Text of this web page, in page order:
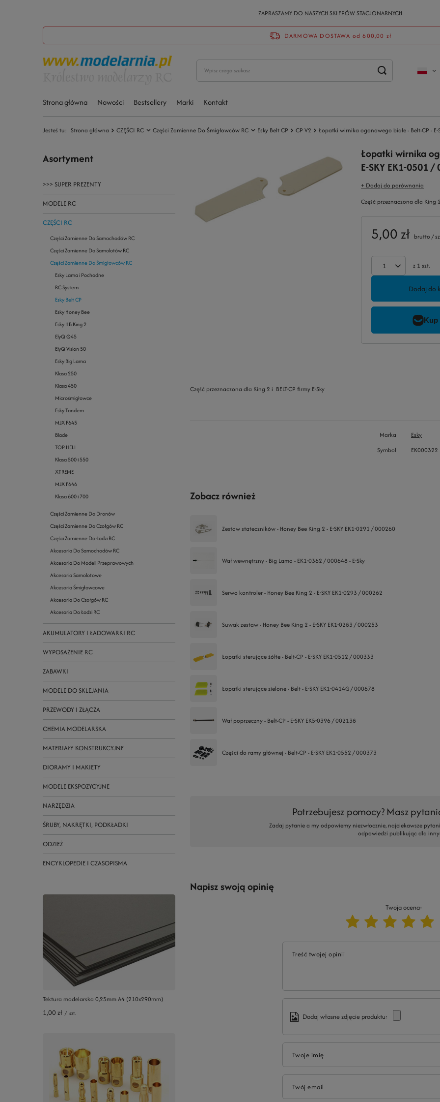
ZAPRASZAMY DO NASZYCH SKLEPÓW STACJONARNYCH
DARMOWA DOSTAWA od 600,00 zł
Strona główna Nowości Bestsellery Marki Kontakt
Jesteś tu: Strona główna CZĘŚCI RC Części Zamienne Do Śmigłowców RC Esky Belt CP CP V2 Łopatki wirnika ogonowego białe - Belt-CP -
Asortyment
>>> SUPER PREZENTY
MODELE RC
CZĘŚCI RC
Części Zamienne Do Samochodów RC
Części Zamienne Do Samolotów RC
Części Zamienne Do Śmigłowców RC
Esky Lama i Pochodne
RC System
Esky Belt CP
Esky Honey Bee
Esky HB King 2
ElyQ Q45
ElyQ Vision 50
Esky Big Lama
Klasa 250
Klasa 450
Microśmigłowce
Esky Tandem
MJX F645
Blade
TOP HELI
Klasa 500 i 550
XTREME
MJX F646
Klasa 600 i 700
Części Zamienne Do Dronów
Części Zamienne Do Czołgów RC
Części Zamienne Do Łodzi RC
Akcesoria Do Samochodów RC
Akcesoria Do Modeli Przeprawowych
Akcesoria Samolotowe
Akcesoria Śmigłowcowe
Akcesoria Do Czołgów RC
Akcesoria Do Łodzi RC
AKUMULATORY I ŁADOWARKI RC
WYPOSAŻENIE RC
ZABAWKI
MODELE DO SKLEJANIA
PRZEWODY I ZŁĄCZA
CHEMIA MODELARSKA
MATERIAŁY KONSTRUKCYJNE
DIORAMY I MAKIETY
MODELE EKSPOZYCYJNE
NARZĘDZIA
ŚRUBY, NAKRĘTKI, PODKŁADKI
ODZIEŻ
ENCYKLOPEDIE I CZASOPISMA
Tektura modelarska 0,25mm A4 (210x290mm)
1,00 zł / szt.
Łopatki wirnika
E-SKY EK1-0501 /
+ Dodaj do porównania
Część przeznaczona dla King 2
5,00 zł brutto /
z 1 szt.
Dodaj do
Część przeznaczona dla King 2 i BELT-CP firmy E-Sky
Marka
Esky
Symbol
EK000322
Zobacz również
Zestaw stateczników - Honey Bee King 2 - E-SKY EK1-0291 / 000260
Wał wewnętrzny - Big Lama - EK1-0362 / 000648 - E-Sky
Serwo kontroler - Honey Bee King 2 - E-SKY EK1-0293 / 000262
Suwak zestaw - Honey Bee King 2 - E-SKY EK1-0283 / 000253
Łopatki sterujące żółte - Belt-CP - E-SKY EK1-0512 / 000333
Łopatki sterujące zielone - Belt - E-SKY EK1-0414G / 000678
Wał poprzeczny - Belt-CP - E-SKY EK5-0396 / 002138
Części do ramy głównej - Belt-CP - E-SKY EK1-0552 / 000373
Potrzebujesz pomocy? Masz
Zadaj pytanie a my odpowiemy niezwłocznie, najciekawsze
odpowiedzi publikując dla
Napisz swoją opinię
Twoja ocena:
Treść twojej opinii
Dodaj własne zdjęcie produktu:
Twoje imię
Twój email